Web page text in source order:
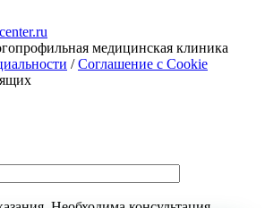
медицинская клиника
/Соглашение с Cookie